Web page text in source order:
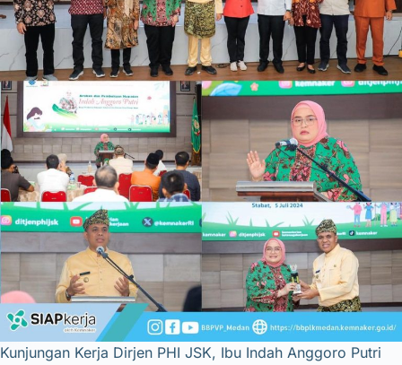
Kunjungan Kerja Dirjen PHI JSK, Ibu Indah Anggoro Putri